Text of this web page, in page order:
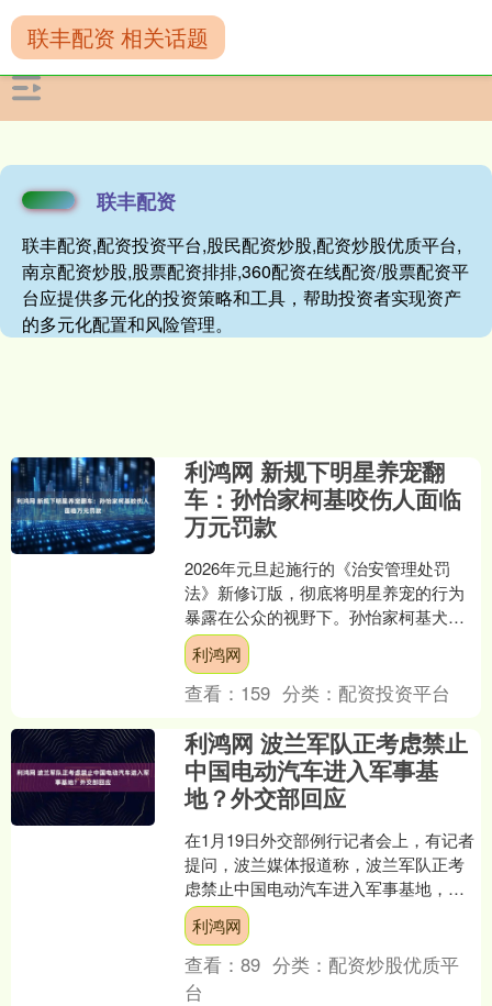
联丰配资
联丰配资,配资投资平台,股民配资炒股,配资炒股优质平台,
南京配资炒股,股票配资排排,360配资在线配资/股票配资平
台应提供多元化的投资策略和工具，帮助投资者实现资产
的多元化配置和风险管理。
联丰配资 相关话题
利鸿网 新规下明星养宠翻
车：孙怡家柯基咬伤人面临
万元罚款
2026年元旦起施行的《治安管理处罚
法》新修订版，彻底将明星养宠的行为
暴露在公众的视野下。孙怡家柯基犬咬
伤邻居的事件，恰好撞上了这部被誉为
史上最严养宠新规的实施....
利鸿网
查看： 159 分类： 配资投资平台
利鸿网 波兰军队正考虑禁止
中国电动汽车进入军事基
地？外交部回应
在1月19日外交部例行记者会上，有记者
提问，波兰媒体报道称，波兰军队正考
虑禁止中国电动汽车进入军事基地，理
由是存在收集敏感数据的风险。中方对
此有何评论？对此利鸿....
利鸿网
查看：89 分类： 配资炒股优质平
台